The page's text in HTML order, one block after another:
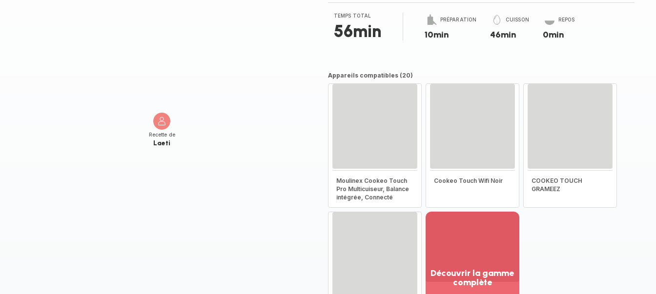
Recette de
Laeti
étoiles
(moyenne)
TEMPS TOTAL
56min
PRÉPARATION
10min
CUISSON
46min
REPOS
0min
Appareils compatibles (20)
Moulinex Cookeo Touch
Pro Multicuiseur, Balance
intégrée, Connecté
Cookeo Touch Wifi Noir
COOKEO TOUCH
GRAMEEZ
Découvrir la gamme
complète